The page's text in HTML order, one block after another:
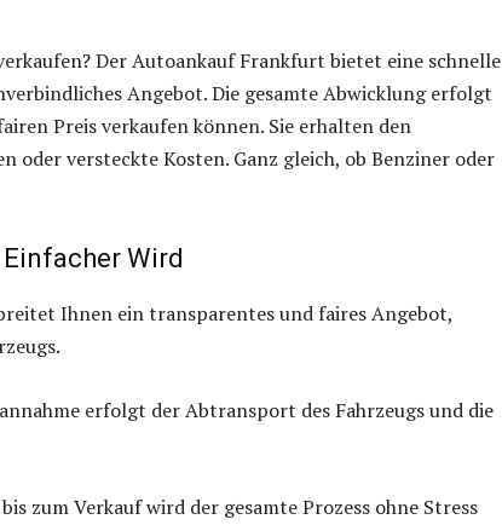
Der Autoankauf Frankfurt bietet eine schnelle
Angebot. Die gesamte Abwicklung erfolgt
Preis verkaufen können. Sie erhalten den
oder versteckte Kosten. Ganz gleich, ob Benziner oder
Wird
Ihnen ein transparentes und faires Angebot,
erfolgt der Abtransport des Fahrzeugs und die
zum Verkauf wird der gesamte Prozess ohne Stress